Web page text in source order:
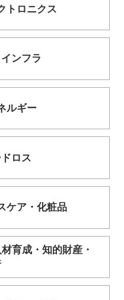
トロニクス
インフラ
ルギー
ロス
ケア・ 化粧品
材育成・ 知的財産・